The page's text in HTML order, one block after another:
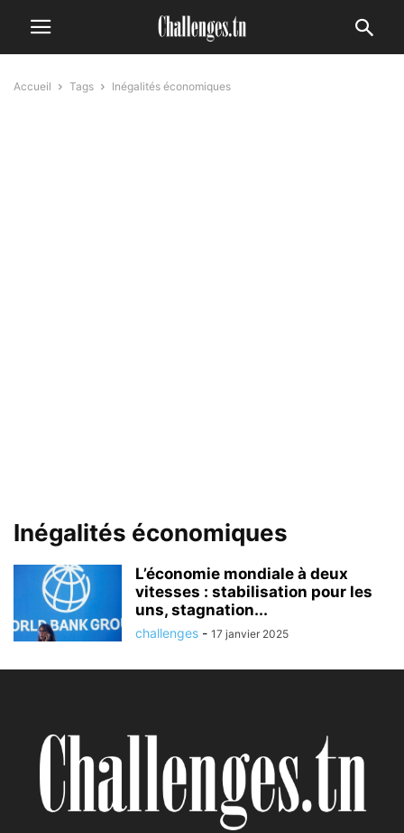
Accueil Tags Inégalités économiques
Inégalités économiques
L’économie mondiale à deux
vitesses : stabilisation pour les
uns, stagnation...
challenges - 17 janvier 2025